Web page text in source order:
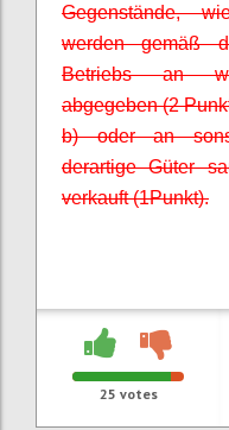
Gegenstände,
werden gemäß
Betriebs an
abgegeben (2
b) oder an
derartige Güter
verkauft (1Punkt).
25 votes